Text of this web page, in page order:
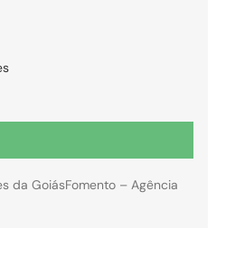
da GoiásFomento – Agência